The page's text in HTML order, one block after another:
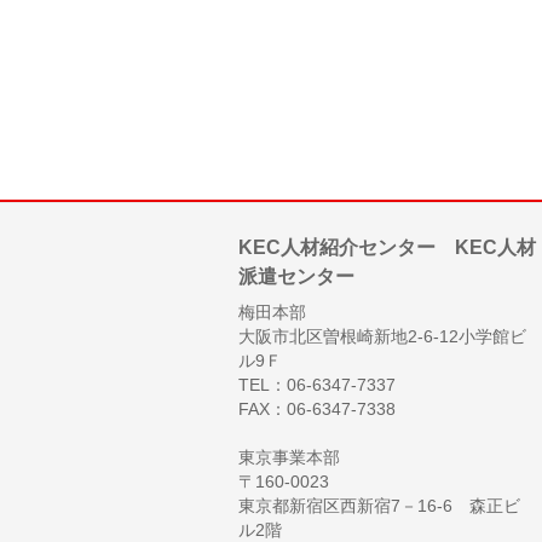
KEC人材紹介センター KEC人材
派遣センター
梅田本部
大阪市北区曽根崎新地2-6-12小学館ビ
ル9Ｆ
TEL：06-6347-7337
FAX：06-6347-7338
東京事業本部
〒160-0023
東京都新宿区西新宿7－16-6 森正ビ
ル2階